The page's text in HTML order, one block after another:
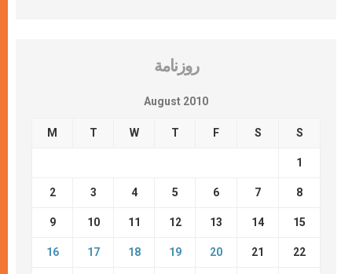
روزنامة
August 2010
M T W T F S S
1
2 3 4 5 6 7 8
9 10 11 12 13 14 15
16 17 18 19 20 21 22